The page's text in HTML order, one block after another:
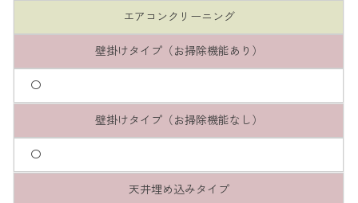
エアコンクリーニング
壁掛けタイプ（お掃除機能あり）
〇
壁掛けタイプ（お掃除機能なし）
〇
天井埋め込みタイプ